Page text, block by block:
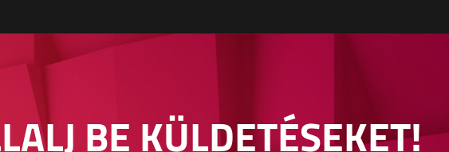
BE KÜLDETÉSEKET!